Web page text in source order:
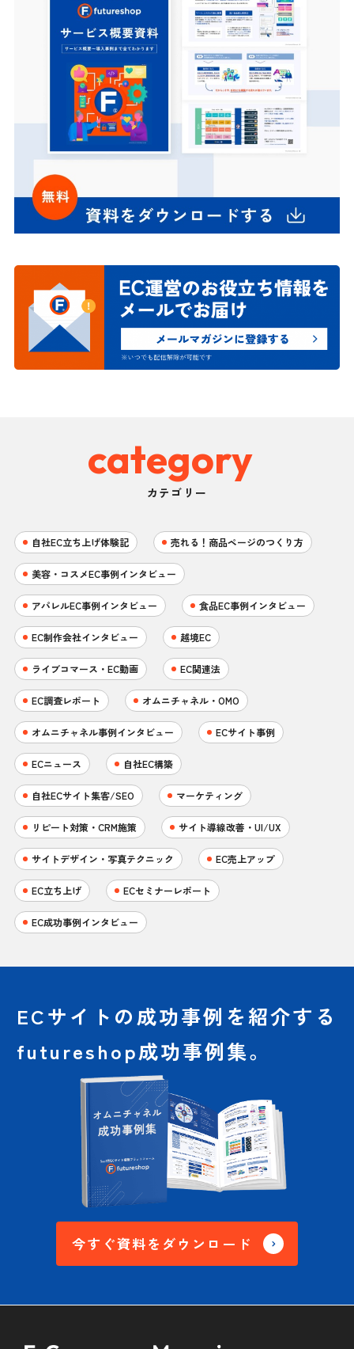
category
カテゴリー
自社EC立ち上げ体験記 売れる！商品ページのつくり方
美容・コスメEC事例インタビュー
アパレルEC事例インタビュー 食品EC事例インタビュー
EC制作会社インタビュー 越境EC
ライブコマース・EC動画 EC関連法
EC調査レポート オムニチャネル・OMO
オムニチャネル事例インタビュー ECサイト事例
ECニュース 自社EC構築
自社ECサイト集客/SEO マーケティング
リピート対策・CRM施策 サイト導線改善・UI/UX
サイトデザイン・写真テクニック EC売上アップ
EC立ち上げ ECセミナーレポート
EC成功事例インタビュー
ECサイトの成功事例を紹介する
futureshop成功事例集。
今すぐ資料をダウンロード